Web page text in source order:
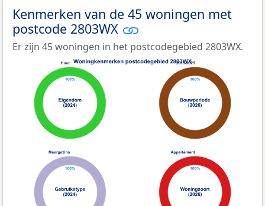
Kenmerken van de 45 woningen met
postcode 2803WX
Er zijn 45 woningen in het postcodegebied 2803WX.